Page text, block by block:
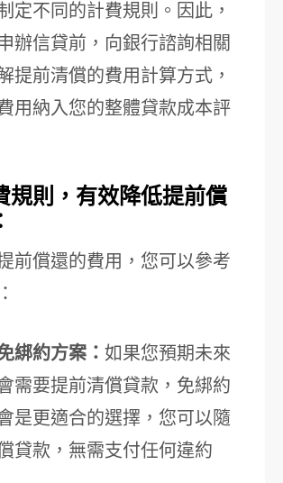
定不同的計費規則。因此，
辦信貸前，向銀行諮詢相關
提前清償的費用計算方式，
用納入您的整體貸款成本評
規則，有效降低提前償
前償還的費用，您可以參考
綁約方案： 如果您預期未來
需要提前清償貸款，免綁約
是更適合的選擇，您可以隨
貸款，無需支付任何違約